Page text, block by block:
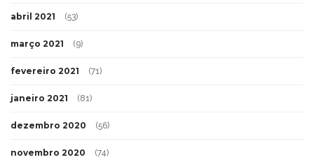
abril 2021 (53)
março 2021 (9)
fevereiro 2021 (71)
janeiro 2021 (81)
dezembro 2020 (56)
novembro 2020 (74)